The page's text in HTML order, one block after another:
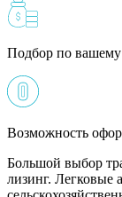
Подбор по вашему
Возможность
Большой выбор
лизинг. Легковые